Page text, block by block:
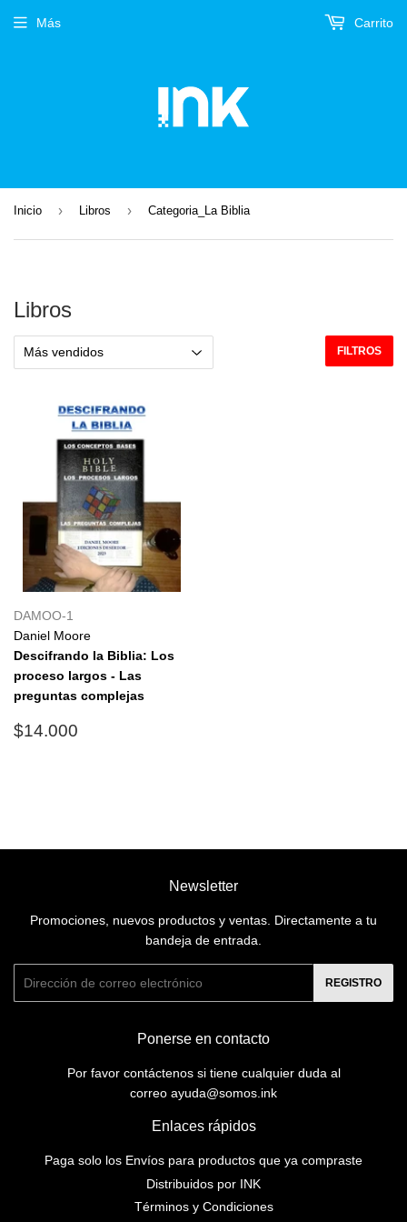
Más Carrito
Inicio › Libros › Categoria_La Biblia
Libros
FILTROS
DAMOO-1
Daniel Moore
Descifrando la Biblia: Los
proceso largos - Las
preguntas complejas
Precio
$14.000
Newsletter
Promociones, nuevos productos y ventas. Directamente a tu
bandeja de entrada.
REGISTRO
Ponerse en contacto
Por favor contáctenos si tiene cualquier duda al
correo ayuda@somos.ink
Enlaces rápidos
Paga solo los Envíos para productos que ya compraste
Distribuidos por INK
Términos y Condiciones